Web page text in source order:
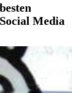
Media